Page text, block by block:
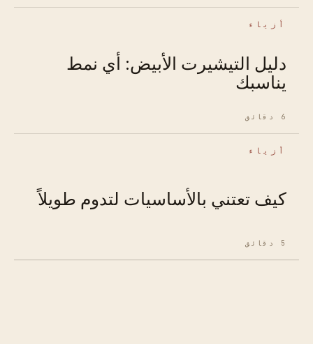
أزياء
دليل التيشيرت الأبيض: أي نمط
يناسبك
6 دقائق
أزياء
كيف تعتني بالأساسيات لتدوم طويلاً
5 دقائق